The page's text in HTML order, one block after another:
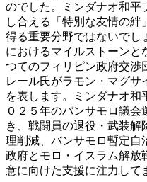
のでした。ミンダナオ和平
し合える「特別な友情の絆
得る重要分野ではないでし
におけるマイルストーンと
つてのフィリピン政府交渉
レール氏がラモン・マグ
を表します。ミンダナオ和
０２５年のバンサモロ議
き、戦闘員の退役・武装解
理削減、バンサモロ暫定自
政府とモロ・イスラム解放
意に向けた支援に注力して